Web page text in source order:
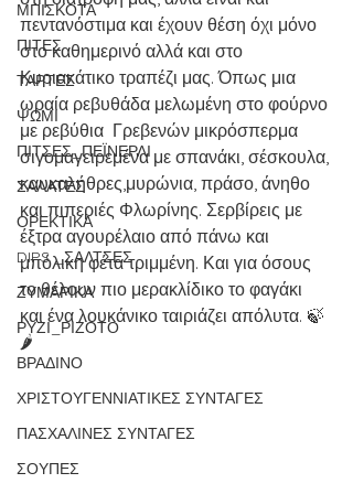
ΜΠΙΣΚΟΤΑ
ΠΙΤΕΣ
ΤΑΡΤΕΣ
ΨΩΜΙ
ΠΙΤΣΕΣ_ΠΕΪΝΕΡΛΙ
ΣΑΛΑΤΕΣ
ΟΡΕΚΤΙΚΑ
DIPS _ΣΑΛΤΣΕΣ
ΖΥΜΑΡΙΚΑ
ΡΥΖΙ_ΡΙΖΟΤΟ
ΒΡΑΔΙΝΟ
ΧΡΙΣΤΟΥΓΕΝΝΙΑΤΙΚΕΣ ΣΥΝΤΑΓΕΣ
ΠΑΣΧΑΛΙΝΕΣ ΣΥΝΤΑΓΕΣ
ΣΟΥΠΕΣ
πεντανόστιμα και έχουν θέση όχι μόνο
στο καθημερινό αλλά και στο
Κυριακάτικο τραπέζι μας. Όπως μια
ωραία ρεβυθάδα μελωμένη στο φούρνο
με ρεβύθια  Γρεβενών μικρόσπερμα
σιγομαγειρεμένα με σπανάκι, σέσκουλα,
καυκαλήθρες,μυρώνια, πράσο, άνηθο
και πιπεριές Φλωρίνης. Σερβίρεις με
έξτρα αγουρέλαιο από πάνω και
μπόλικη φέτα τριμμένη. Και για όσους
το θέλουν πιο μερακλίδικο το φαγάκι
και ένα λουκάνικο ταιριάζει απόλυτα. 🍃
🌶